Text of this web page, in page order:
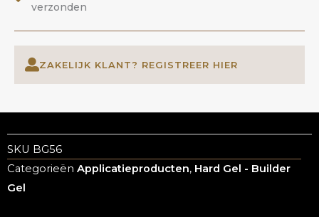
verzonden
ZAKELIJK KLANT? REGISTREER HIER
SKU BG56
Categorieën Applicatieproducten, Hard Gel - Builder
Gel